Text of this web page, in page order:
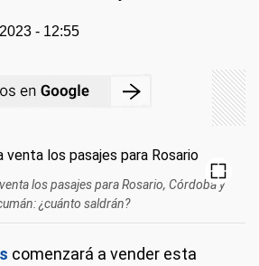
- 12:55
los pasajes para Rosario, Córdoba y
¿cuánto saldrán?
comenzará a vender esta